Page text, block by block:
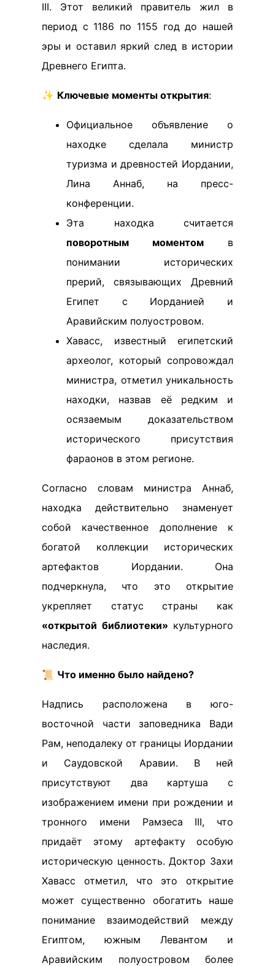
III. Этот великий правитель жил в
период с 1186 по 1155 год до нашей
эры и оставил яркий след в истории
Древнего Египта.
✨ Ключевые моменты открытия:
Официальное объявление о
находке сделала министр
туризма и древностей Иордании,
Лина Аннаб, на пресс-
конференции.
Эта находка считается
поворотным моментом в
понимании исторических
прерий, связывающих Древний
Египет с Иорданией и
Аравийским полуостровом.
Хавасс, известный египетский
археолог, который сопровождал
министра, отметил уникальность
находки, назвав её редким и
осязаемым доказательством
исторического присутствия
фараонов в этом регионе.
Согласно словам министра Аннаб,
находка действительно знаменует
собой качественное дополнение к
богатой коллекции исторических
артефактов Иордании. Она
подчеркнула, что это открытие
укрепляет статус страны как
«открытой библиотеки» культурного
наследия.
📜 Что именно было найдено?
Надпись расположена в юго-
восточной части заповедника Вади
Рам, неподалеку от границы Иордании
и Саудовской Аравии. В ней
присутствуют два картуша с
изображением имени при рождении и
тронного имени Рамзеса III, что
придаёт этому артефакту особую
историческую ценность. Доктор Захи
Хавасс отметил, что это открытие
может существенно обогатить наше
понимание взаимодействий между
Египтом, южным Левантом и
Аравийским полуостровом более